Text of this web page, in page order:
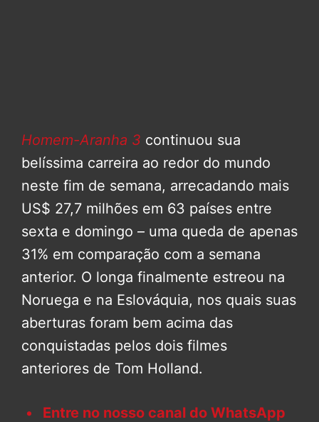
Homem-Aranha 3 continuou sua
belíssima carreira ao redor do mundo
neste fim de semana, arrecadando mais
US$ 27,7 milhões em 63 países entre
sexta e domingo – uma queda de apenas
31% em comparação com a semana
anterior. O longa finalmente estreou na
Noruega e na Eslováquia, nos quais suas
aberturas foram bem acima das
conquistadas pelos dois filmes
anteriores de Tom Holland.
Entre no nosso canal do WhatsApp